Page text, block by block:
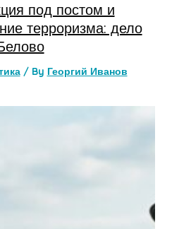
под постом и
терроризма: дело
/ By Георгий Иванов